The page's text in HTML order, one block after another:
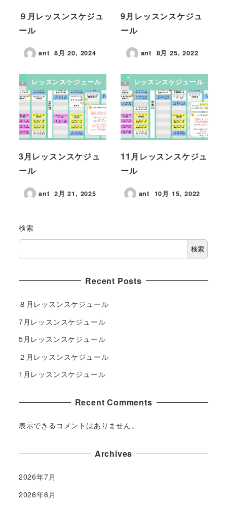
９月レッスンスケジュ
ール
ant 8月 20, 2024
9月レッスンスケジュ
ール
ant 8月 25, 2022
レッスンスケジュール
3月レッスンスケジュ
ール
ant 2月 21, 2025
レッスンスケジュール
11月レッスンスケジュ
ール
ant 10月 15, 2022
検索
検索
Recent Posts
８月レッスンスケジュール
7月レッスンスケジュール
5月レッスンスケジュール
２月レッスンスケジュール
1月レッスンスケジュール
Recent Comments
表示できるコメントはありません。
Archives
2026年7月
2026年6月